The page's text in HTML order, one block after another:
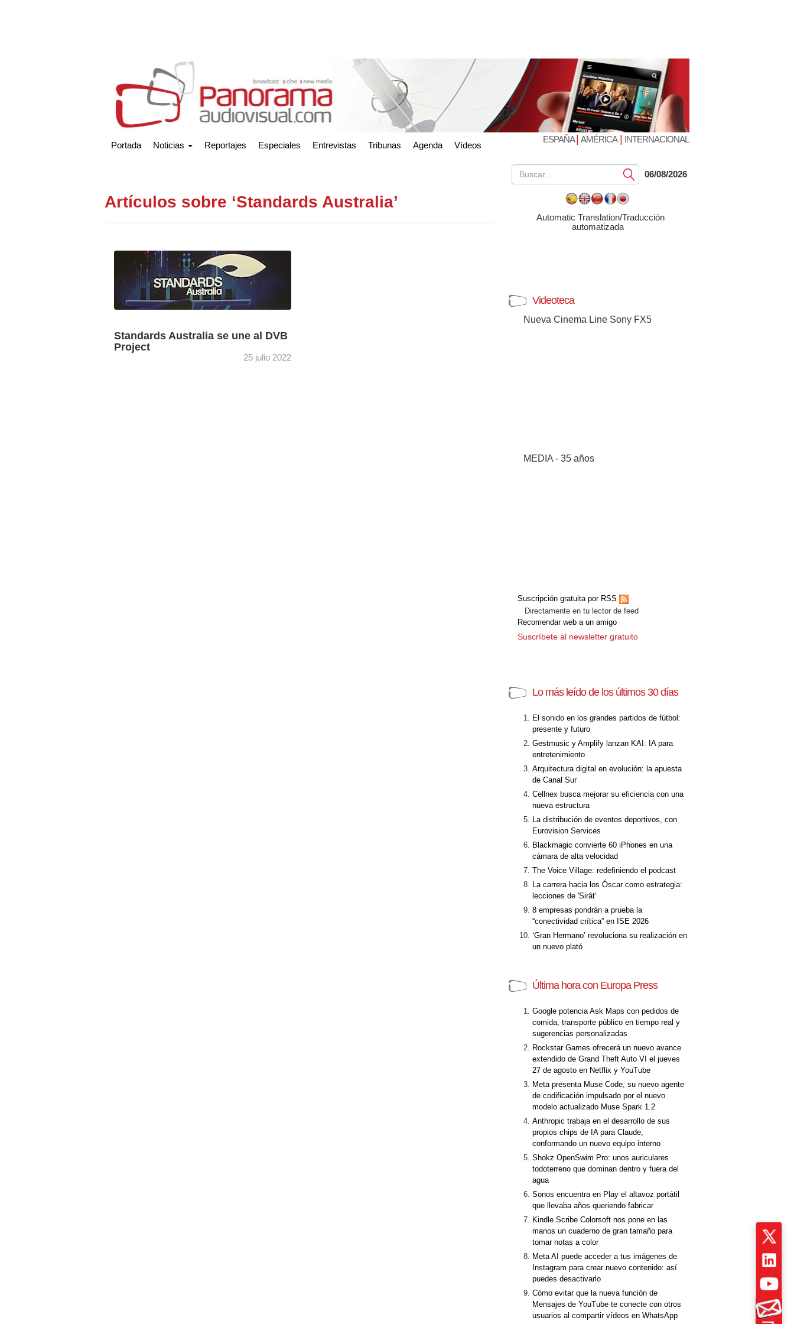
Portada Noticias Reportajes Especiales Entrevistas Tribunas Agenda Vídeos
ESPAÑA| AMÉRICA| INTERNACIONAL
Artículos sobre ‘Standards Australia’
Standards Australia se une al DVB
Project
25 julio 2022
Submit06/08/2026
Automatic Translation/Traducción
automatizada
Videoteca
Nueva Cinema Line Sony FX5
MEDIA - 35 años
Suscripción gratuita por RSS
Directamente en tu lector de feed
Recomendar web a un amigo
Suscríbete al newsletter gratuito
Lo más leído de los últimos 30 días
El sonido en los grandes partidos de fútbol:
presente y futuro
Gestmusic y Amplify lanzan KAI: IA para
entretenimiento
Arquitectura digital en evolución: la apuesta
de Canal Sur
Cellnex busca mejorar su eficiencia con una
nueva estructura
La distribución de eventos deportivos, con
Eurovision Services
Blackmagic convierte 60 iPhones en una
cámara de alta velocidad
The Voice Village: redefiniendo el podcast
La carrera hacia los Óscar como estrategia:
lecciones de 'Sirât'
8 empresas pondrán a prueba la
“conectividad crítica” en ISE 2026
‘Gran Hermano’ revoluciona su realización en
un nuevo plató
Última hora con Europa Press
Google potencia Ask Maps con pedidos de
comida, transporte público en tiempo real y
sugerencias personalizadas
Rockstar Games ofrecerá un nuevo avance
extendido de Grand Theft Auto VI el jueves
27 de agosto en Netflix y YouTube
Meta presenta Muse Code, su nuevo agente
de codificación impulsado por el nuevo
modelo actualizado Muse Spark 1.2
Anthropic trabaja en el desarrollo de sus
propios chips de IA para Claude,
conformando un nuevo equipo interno
Shokz OpenSwim Pro: unos auriculares
todoterreno que dominan dentro y fuera del
agua
Sonos encuentra en Play el altavoz portátil
que llevaba años queriendo fabricar
Kindle Scribe Colorsoft nos pone en las
manos un cuaderno de gran tamaño para
tomar notas a color
Meta AI puede acceder a tus imágenes de
Instagram para crear nuevo contenido: así
puedes desactivarlo
Cómo evitar que la nueva función de
Mensajes de YouTube te conecte con otros
usuarios al compartir vídeos en WhatsApp